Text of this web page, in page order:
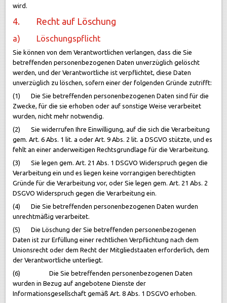
wird.
4. Recht auf Löschung
a) Löschungspflicht
Sie können von dem Verantwortlichen verlangen, dass die Sie
betreffenden personenbezogenen Daten unverzüglich gelöscht
werden, und der Verantwortliche ist verpflichtet, diese Daten
unverzüglich zu löschen, sofern einer der folgenden Gründe zutrifft:
(1) Die Sie betreffenden personenbezogenen Daten sind für die
Zwecke, für die sie erhoben oder auf sonstige Weise verarbeitet
wurden, nicht mehr notwendig.
(2) Sie widerrufen Ihre Einwilligung, auf die sich die Verarbeitung
gem. Art. 6 Abs. 1 lit. a oder Art. 9 Abs. 2 lit. a DSGVO stützte, und es
fehlt an einer anderweitigen Rechtsgrundlage für die Verarbeitung.
(3) Sie legen gem. Art. 21 Abs. 1 DSGVO Widerspruch gegen die
Verarbeitung ein und es liegen keine vorrangigen berechtigten
Gründe für die Verarbeitung vor, oder Sie legen gem. Art. 21 Abs. 2
DSGVO Widerspruch gegen die Verarbeitung ein.
(4) Die Sie betreffenden personenbezogenen Daten wurden
unrechtmäßig verarbeitet.
(5) Die Löschung der Sie betreffenden personenbezogenen
Daten ist zur Erfüllung einer rechtlichen Verpflichtung nach dem
Unionsrecht oder dem Recht der Mitgliedstaaten erforderlich, dem
der Verantwortliche unterliegt.
(6) Die Sie betreffenden personenbezogenen Daten
wurden in Bezug auf angebotene Dienste der
Informationsgesellschaft gemäß Art. 8 Abs. 1 DSGVO erhoben.